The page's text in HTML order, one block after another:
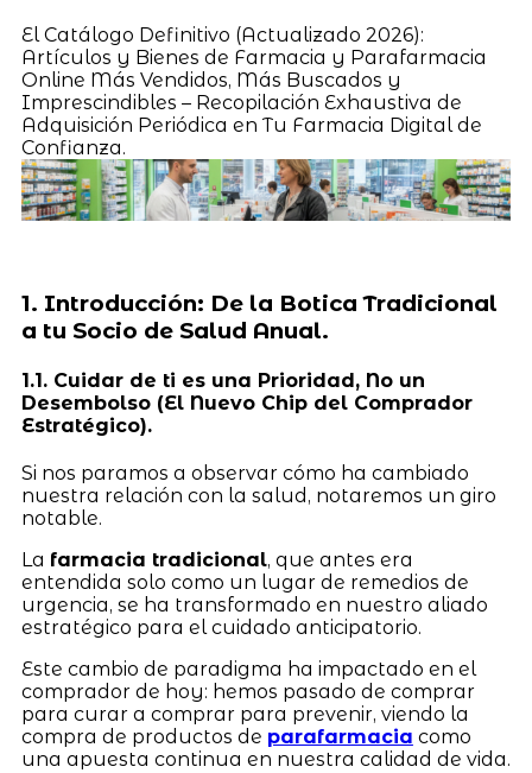
El Catálogo Definitivo (Actualizado 2026):
Artículos y Bienes de Farmacia y Parafarmacia
Online Más Vendidos, Más Buscados y
Imprescindibles – Recopilación Exhaustiva de
Adquisición Periódica en Tu Farmacia Digital de
Confianza.
1. Introducción: De la Botica Tradicional
a tu Socio de Salud Anual.
1.1. Cuidar de ti es una Prioridad, No un
Desembolso (El Nuevo Chip del Comprador
Estratégico).
Si nos paramos a observar cómo ha cambiado
nuestra relación con la salud, notaremos un giro
notable.
La farmacia tradicional, que antes era
entendida solo como un lugar de remedios de
urgencia, se ha transformado en nuestro aliado
estratégico para el cuidado anticipatorio.
Este cambio de paradigma ha impactado en el
comprador de hoy: hemos pasado de comprar
para curar a comprar para prevenir, viendo la
compra de productos de parafarmacia como
una apuesta continua en nuestra calidad de vida.